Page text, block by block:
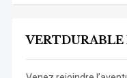
VERTDURABLE